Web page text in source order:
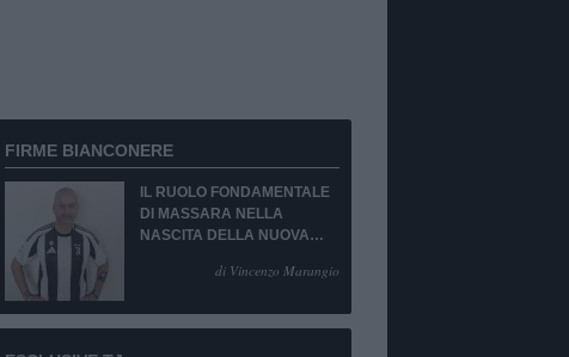
FIRME BIANCONERE
IL RUOLO FONDAMENTALE
DI MASSARA NELLA
NASCITA DELLA NUOVA
di Vincenzo Marangio